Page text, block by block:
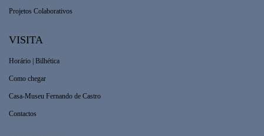
Projetos Colaborativos
VISITA
Horário | Bilhética
Como chegar
Casa-Museu Fernando de Castro
Contactos